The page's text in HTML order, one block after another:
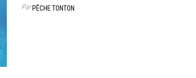
ParPÊCHE TONTON